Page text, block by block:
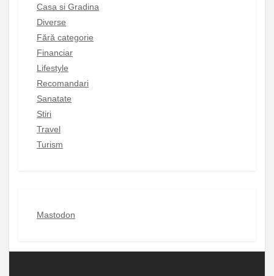
Casa si Gradina
Diverse
Fără categorie
Financiar
Lifestyle
Recomandari
Sanatate
Stiri
Travel
Turism
Mastodon